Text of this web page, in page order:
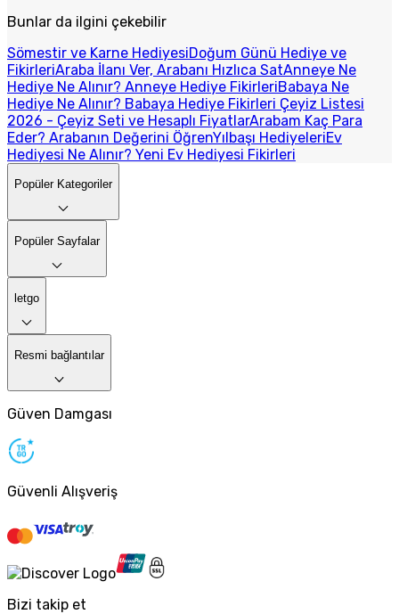
Bunlar da ilgini çekebilir
Sömestir ve Karne HediyesiDoğum Günü Hediye ve
FikirleriAraba İlanı Ver, Arabanı Hızlıca SatAnneye Ne
Hediye Ne Alınır? Anneye Hediye FikirleriBabaya Ne
Hediye Ne Alınır? Babaya Hediye Fikirleri Çeyiz Listesi
2026 - Çeyiz Seti ve Hesaplı FiyatlarArabam Kaç Para
Eder? Arabanın Değerini ÖğrenYılbaşı HediyeleriEv
Hediyesi Ne Alınır? Yeni Ev Hediyesi Fikirleri
Popüler Kategoriler
Popüler Sayfalar
letgo
Resmi bağlantılar
Güven Damgası
Güvenli Alışveriş
Bizi takip et